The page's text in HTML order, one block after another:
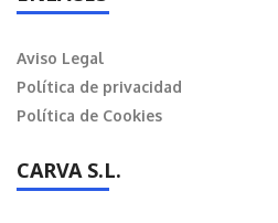
Aviso Legal
Política de privacidad
Política de Cookies
CARVA S.L.